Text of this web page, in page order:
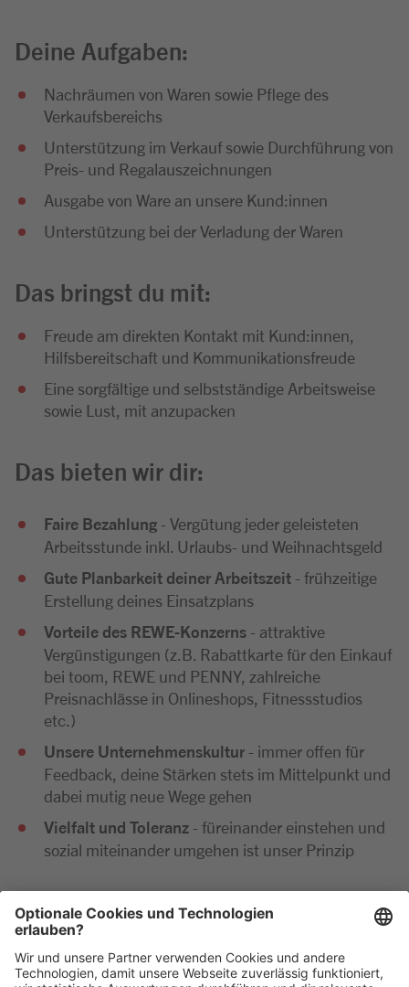
Deine Aufgaben:
Nachräumen von Waren sowie Pflege des
Verkaufsbereichs
Unterstützung im Verkauf sowie Durchführung von
Preis- und Regalauszeichnungen
Ausgabe von Ware an unsere Kund:innen
Unterstützung bei der Verladung der Waren
Das bringst du mit:
Freude am direkten Kontakt mit Kund:innen,
Hilfsbereitschaft und Kommunikationsfreude
Eine sorgfältige und selbstständige Arbeitsweise
sowie Lust, mit anzupacken
Das bieten wir dir:
Faire Bezahlung - Vergütung jeder geleisteten
Arbeitsstunde inkl. Urlaubs- und Weihnachtsgeld
Gute Planbarkeit deiner Arbeitszeit - frühzeitige
Erstellung deines Einsatzplans
Vorteile des REWE-Konzerns - attraktive
Vergünstigungen (z.B. Rabattkarte für den Einkauf
bei toom, REWE und PENNY, zahlreiche
Preisnachlässe in Onlineshops, Fitnessstudios
etc.)
Unsere Unternehmenskultur - immer offen für
Feedback, deine Stärken stets im Mittelpunkt und
dabei mutig neue Wege gehen
Vielfalt und Toleranz - füreinander einstehen und
sozial miteinander umgehen ist unser Prinzip
diese ausschließlich digital ein. Im Anschluss an deine
Bewerbung kommen wir zeitnah per E-Mail oder
telefonisch auf dich zu.